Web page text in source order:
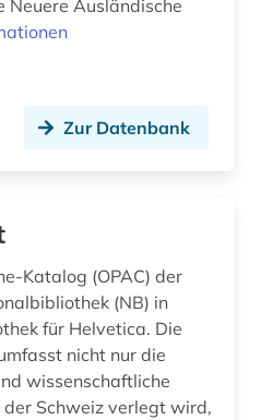
Tschechische Republik (9)
Ausländische
Zur Datenbank
Katalog (OPAC) der
(NB) in
für Helvetica. Die
nicht nur die
wissenschaftliche
Schweiz verlegt wird,